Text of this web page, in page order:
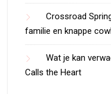
Crossroad
familie en knappe
Wat je kan
Calls the Heart